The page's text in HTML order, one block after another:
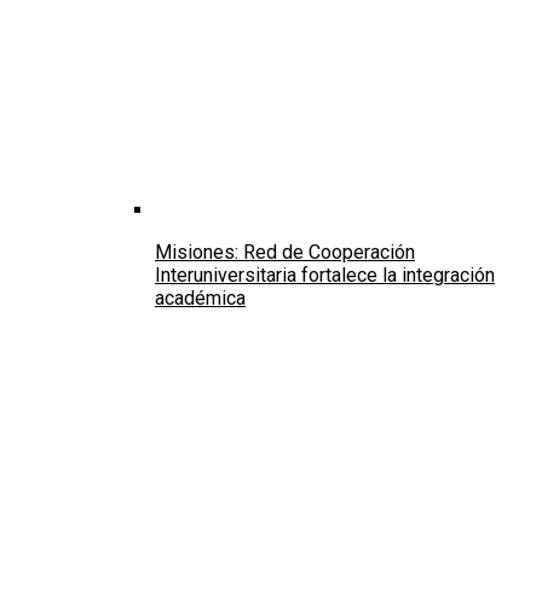
Misiones: Red de Cooperación
Interuniversitaria fortalece la integración
académica